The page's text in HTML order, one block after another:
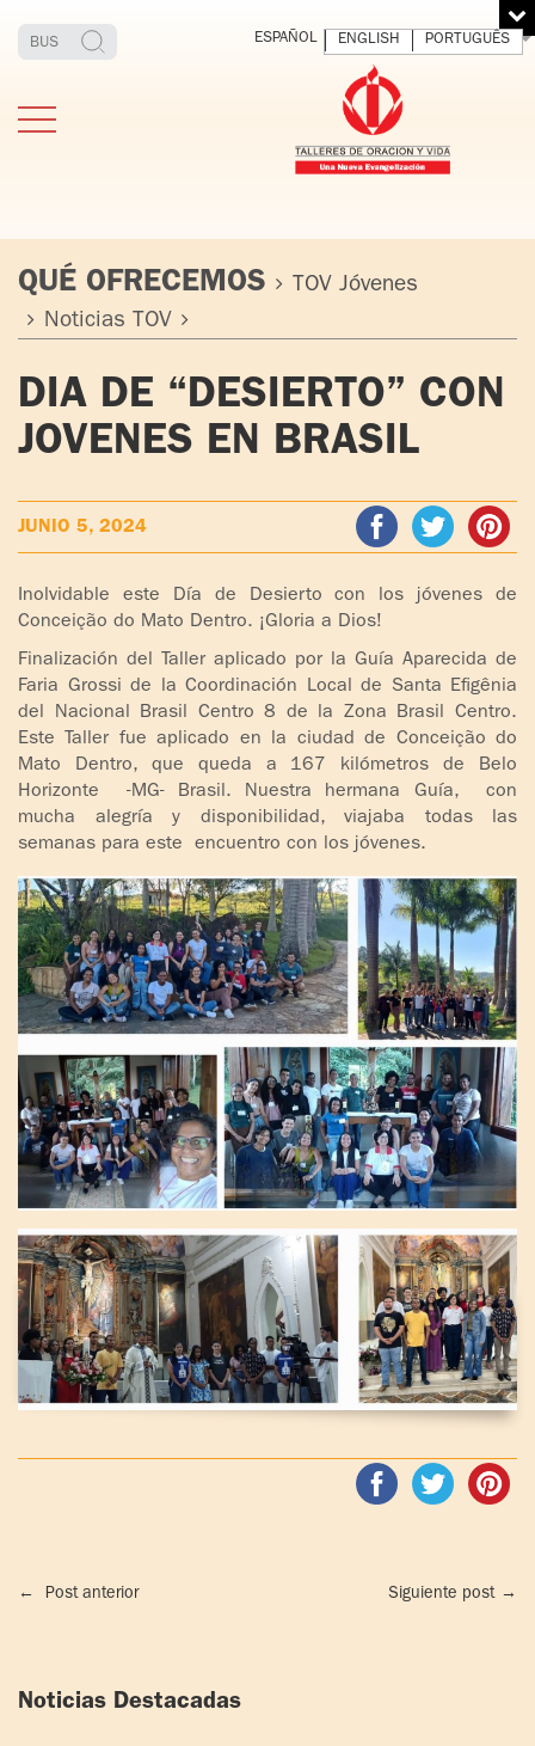
TOV ADULTOS
TOV
ADOLESCENTES
TOV NIÑOS
CURSO
ENCUENTRO DE
EXPERIENCIA DE
DIOS
CHARLAS Y
JORNADAS DE
EVANGELIZACIÓN
CÍRCULOS DE
ORACIÓN Y VIDA
PADRE
IGNACIO
PADRE
LARRAÑAGA
PADRE
IGNACIO
LARRAÑAGA
VIDEOS
AUDIOS
Y VIVIR
ESPAÑOL ENGLISH PORTUGUÊS
QUÉ OFRECEMOS
TOV Jóvenes
Noticias TOV
DIA DE “DESIERTO” CON
JOVENES EN BRASIL
JUNIO 5, 2024
Inolvidable este Día de Desierto con los jóvenes de
Conceição do Mato Dentro. ¡Gloria a Dios!
Finalización del Taller aplicado por la Guía Aparecida de
Faria Grossi de la Coordinación Local de Santa Efigênia
del Nacional Brasil Centro 8 de la Zona Brasil Centro.
Este Taller fue aplicado en la ciudad de Conceição do
Mato Dentro, que queda a 167 kilómetros de Belo
Horizonte -MG- Brasil. Nuestra hermana Guía, con
mucha alegría y disponibilidad, viajaba todas las
semanas para este encuentro con los jóvenes.
← Post anterior Siguiente post →
Noticias Destacadas